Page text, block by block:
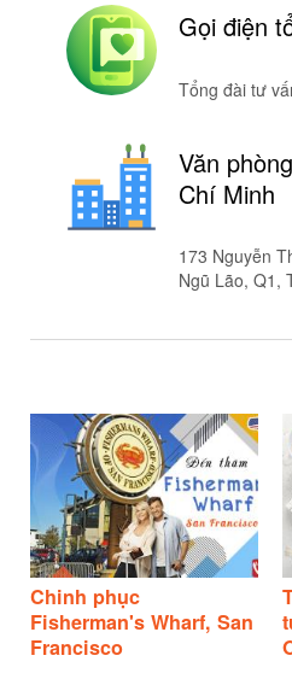
Gọi điện
Tổng đài tư
Văn
Chí Minh
173 Nguyễn
Ngũ Lão, Q1,
Chinh phục
Fisherman's Wharf, San
Francisco